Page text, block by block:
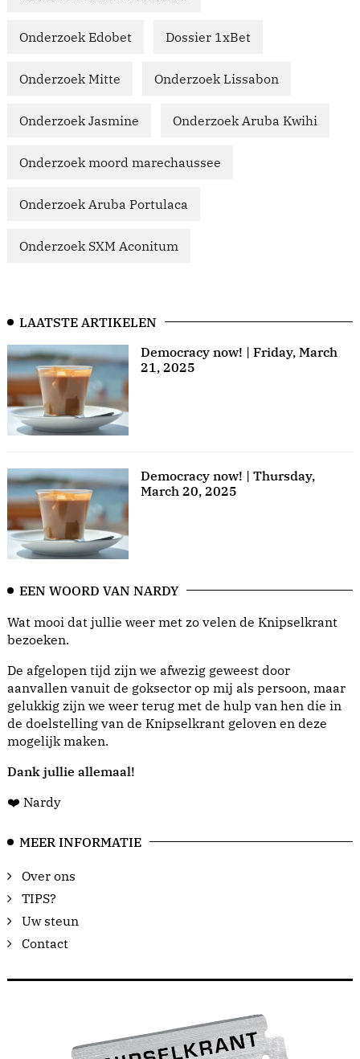
Onderzoek Edobet Dossier 1xBet
Onderzoek Mitte Onderzoek Lissabon
Onderzoek Jasmine Onderzoek Aruba Kwihi
Onderzoek moord marechaussee
Onderzoek Aruba Portulaca
Onderzoek SXM Aconitum
LAATSTE ARTIKELEN
Democracy now! | Friday, March
21, 2025
Democracy now! | Thursday,
March 20, 2025
EEN WOORD VAN NARDY
Wat mooi dat jullie weer met zo velen de Knipselkrant
bezoeken.
De afgelopen tijd zijn we afwezig geweest door
aanvallen vanuit de goksector op mij als persoon, maar
gelukkig zijn we weer terug met de hulp van hen die in
de doelstelling van de Knipselkrant geloven en deze
mogelijk maken.
Dank jullie allemaal!
❤️ Nardy
MEER INFORMATIE
Over ons
TIPS?
Uw steun
Contact